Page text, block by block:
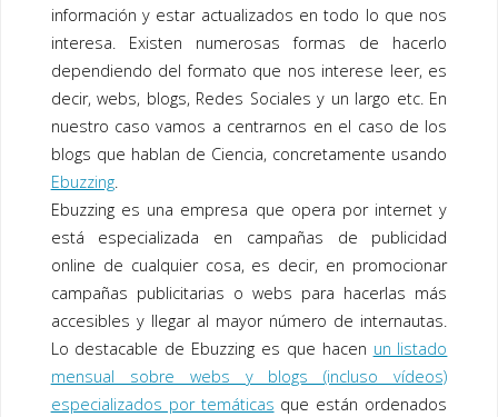
b
o
o
k
er e
dI
n
información y estar actualizados en todo lo que nos
interesa. Existen numerosas formas de hacerlo
dependiendo del formato que nos interese leer, es
decir, webs, blogs, Redes Sociales y un largo etc. En
nuestro caso vamos a centrarnos en el caso de los
blogs que hablan de Ciencia, concretamente usando
Ebuzzing.
Ebuzzing es una empresa que opera por internet y
está especializada en campañas de publicidad
online de cualquier cosa, es decir, en promocionar
campañas publicitarias o webs para hacerlas más
accesibles y llegar al mayor número de internautas.
Lo destacable de Ebuzzing es que hacen un listado
mensual sobre webs y blogs (incluso vídeos)
especializados por temáticas que están ordenados